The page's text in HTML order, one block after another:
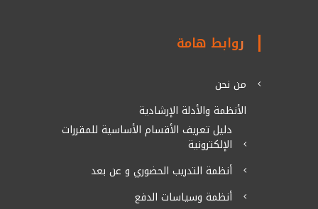
روابط هامة
من نحن
الأنظمة والأدلة الإرشادية
دليل تعريف الأقسام الأساسية للمقررات
الإلكترونية
أنظمة التدريب الحضوري و عن بعد
أنظمة وسياسات الدفع